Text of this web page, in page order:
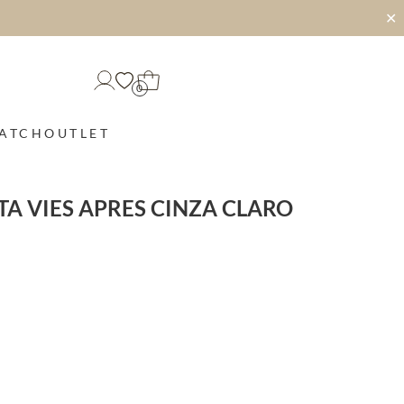
✕
0
OUTLET
VIES APRES CINZA CLARO